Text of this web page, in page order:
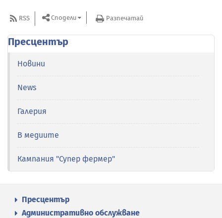
RSS Сподели Разпечатай
Пресцентър
Новини
News
Галерия
В медиите
Кампания "Супер фермер"
Пресцентър
Административно обслужване